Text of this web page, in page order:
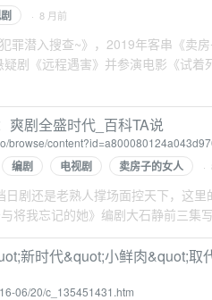
· 8 月前
罪潜入搜查~》，2019年客串《卖
疑剧《远程遇害》并参演电影《试
爽剧全盛时代_百科TA说
browse/
编剧 电视剧 卖房子的女人 ·
剧还是老熟人撑场面控天下，这里
将我忘记的她》编剧大石静前三集
新时代&quot;小鲜肉&quot;取
06/20/c_135451431.htm